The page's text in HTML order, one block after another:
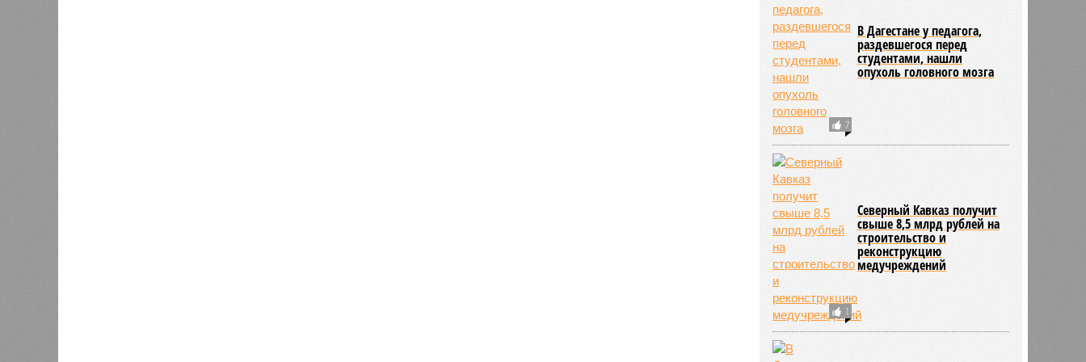
7
В Дагестане у педагога,
раздевшегося перед
студентами, нашли
опухоль головного мозга
1
Северный Кавказ получит
свыше 8,5 млрд рублей на
строительство и
реконструкцию
медучреждений